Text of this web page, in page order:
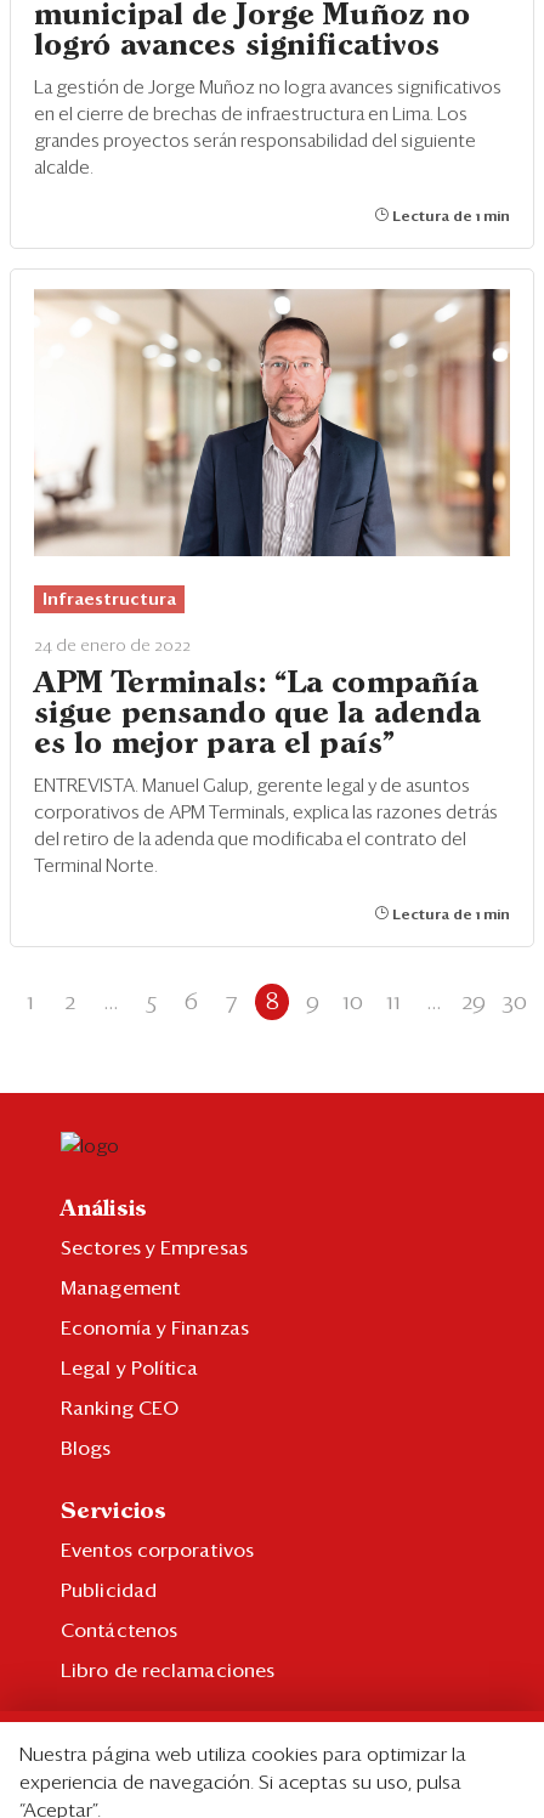
municipal de Jorge Muñoz no
logró avances significativos
La gestión de Jorge Muñoz no logra avances significativos
en el cierre de brechas de infraestructura en Lima. Los
grandes proyectos serán responsabilidad del siguiente
alcalde.
Lectura de 1 min
Infraestructura
24 de enero de 2022
APM Terminals: “La compañía
sigue pensando que la adenda
es lo mejor para el país"
ENTREVISTA. Manuel Galup, gerente legal y de asuntos
corporativos de APM Terminals, explica las razones detrás
del retiro de la adenda que modificaba el contrato del
Terminal Norte.
Lectura de 1 min
1 2 ... 5 6 7 8 9 10 11 ... 29 30
Análisis
Sectores y Empresas
Management
Economía y Finanzas
Legal y Política
Ranking CEO
Blogs
Servicios
Eventos corporativos
Publicidad
Contáctenos
Libro de reclamaciones
Suscripción individual
Paquetes corporativos
Nuestra página web utiliza cookies para optimizar la
experiencia de navegación. Si aceptas su uso, pulsa
“Aceptar”.